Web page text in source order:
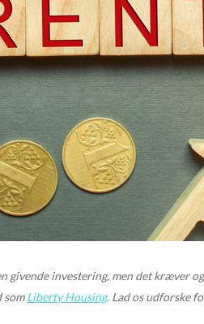
givende investering, men det kræver
somLiberty Housing. Lad os udforske